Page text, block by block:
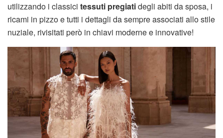
utilizzando i classici tessuti pregiatidegli abiti da sposa, i
ricami in pizzo e tutti i dettagli da sempre associati allo stile
nuziale, rivisitati però in chiavi moderne e innovative!